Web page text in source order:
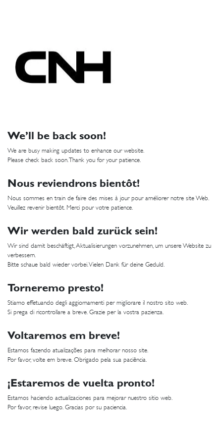
We’ll be back soon!
We are busy making updates to enhance our website.
Please check back soon. Thank you for your patience.
Nous reviendrons bientôt!
Nous sommes en train de faire des mises à jour pour améliorer notre site Web.
Veuillez revenir bientôt. Merci pour votre patience.
Wir werden bald zurück sein!
Wir sind damit beschäftigt, Aktualisierungen vorzunehmen, um unsere Website zu
verbessern.
Bitte schaue bald wieder vorbei. Vielen Dank für deine Geduld.
Torneremo presto!
Stiamo effetuando degli aggiornamenti per migliorare il nostro sito web.
Si prega di ricontrollare a breve. Grazie per la vostra pazienza.
Voltaremos em breve!
Estamos fazendo atualizações para melhorar nosso site.
Por favor, volte em breve. Obrigado pela sua paciência.
¡Estaremos de vuelta pronto!
Estamos haciendo actualizaciones para mejorar nuestro sitio web.
Por favor, revise luego. Gracias por su paciencia.